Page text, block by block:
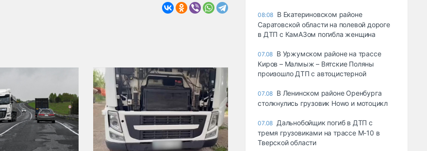
08:08 В Екатериновском районе
Саратовской области на полевой дороге
в ДТП с КамАЗом погибла женщина
07.08 В Уржумском районе на трассе
Киров – Малмыж – Вятские Поляны
произошло ДТП с автоцистерной
07.08 В Ленинском районе Оренбурга
столкнулись грузовик Howo и мотоцикл
07.08 Дальнобойщик погиб в ДТП с
тремя грузовиками на трассе М-10 в
Тверской области